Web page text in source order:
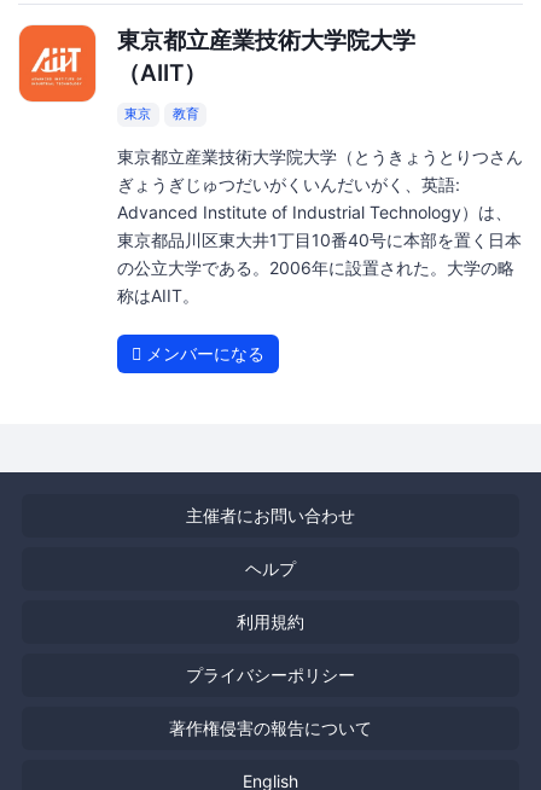
東京都立産業技術大学院大学
（AIIT）
東京 教育
東京都立産業技術大学院大学（とうきょうとりつさん
ぎょうぎじゅつだいがくいんだいがく、英語:
Advanced Institute of Industrial Technology）は、
東京都品川区東大井1丁目10番40号に本部を置く日本
の公立大学である。2006年に設置された。大学の略
称はAIIT。
メンバーになる
主催者にお問い合わせ
ヘルプ
利用規約
プライバシーポリシー
著作権侵害の報告について
English